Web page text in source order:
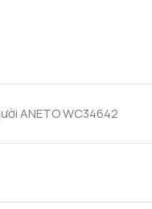
ANETO WC34642